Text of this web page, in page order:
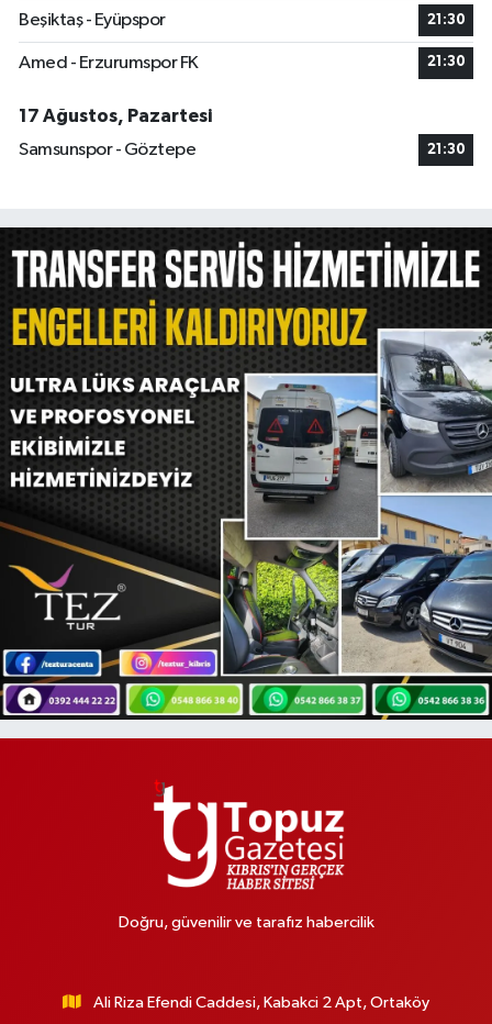
Beşiktaş - Eyüpspor 21:30
Amed - Erzurumspor FK 21:30
17 Ağustos, Pazartesi
Samsunspor - Göztepe
21:30
Doğru, güvenilir ve tarafız habercilik
Ali Riza Efendi Caddesi, Kabakci 2 Apt, Ortaköy